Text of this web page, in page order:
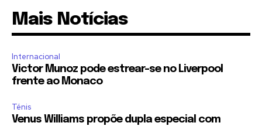
Mais Notícias
Internacional
Victor Munoz pode estrear-se no Liverpool
frente ao Monaco
Ténis
Venus Williams propõe dupla especial com